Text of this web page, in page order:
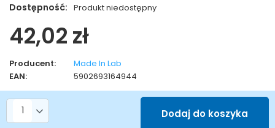
Dostępność: Produkt niedostępny
42,02 zł
Producent:
Made In Lab
EAN:
5902693164944
Liczba produktów
Dodaj do koszyka